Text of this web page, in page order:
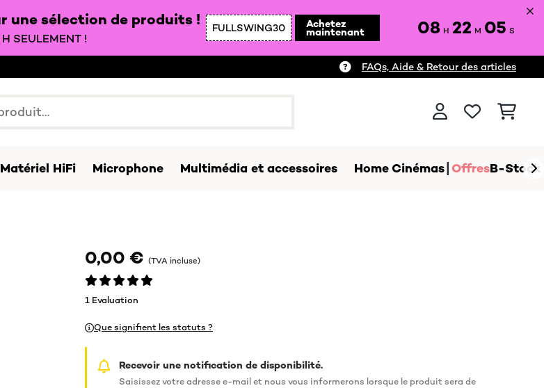
une sélection de produits !
SEULEMENT !
FULLSWING30 Achetez
maintenant 08 H 22 M 04 S
FAQs, Aide & Retour des articles
Matériel HiFi Microphone Multimédia et accessoires Home Cinémas OffresB-Stock
0,00 € (TVA incluse)
1 Evaluation
Que signifient les statuts ?
Recevoir une notification de disponibilité.
Saisissez votre adresse e-mail et nous vous informerons lorsque le produit sera de